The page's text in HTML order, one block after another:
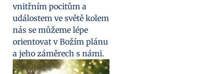
vnitřním pocitům a
událostem ve světě kolem
nás se můžeme lépe
orientovat v Božím plánu
a jeho záměrech s námi.